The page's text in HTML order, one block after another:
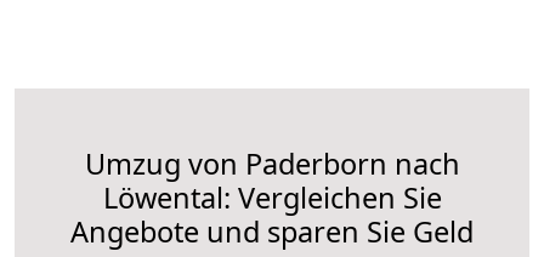
Umzug von Paderborn nach
Löwental: Vergleichen Sie
Angebote und sparen Sie Geld